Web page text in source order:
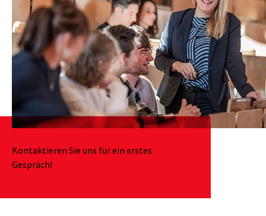
Kontaktieren Sie uns für ein erstes
Gespräch!